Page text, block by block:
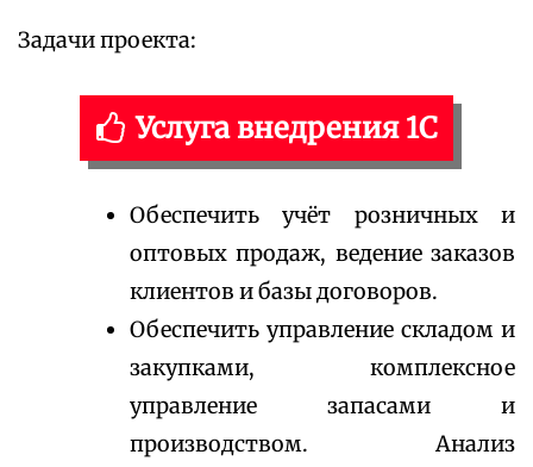
Задачи проекта:
Услуга внедрения 1С
Обеспечить учёт розничных и
оптовых продаж, ведение заказов
клиентов и базы договоров.
Обеспечить управление складом и
закупками, комплексное
управление запасами и
производством. Анализ